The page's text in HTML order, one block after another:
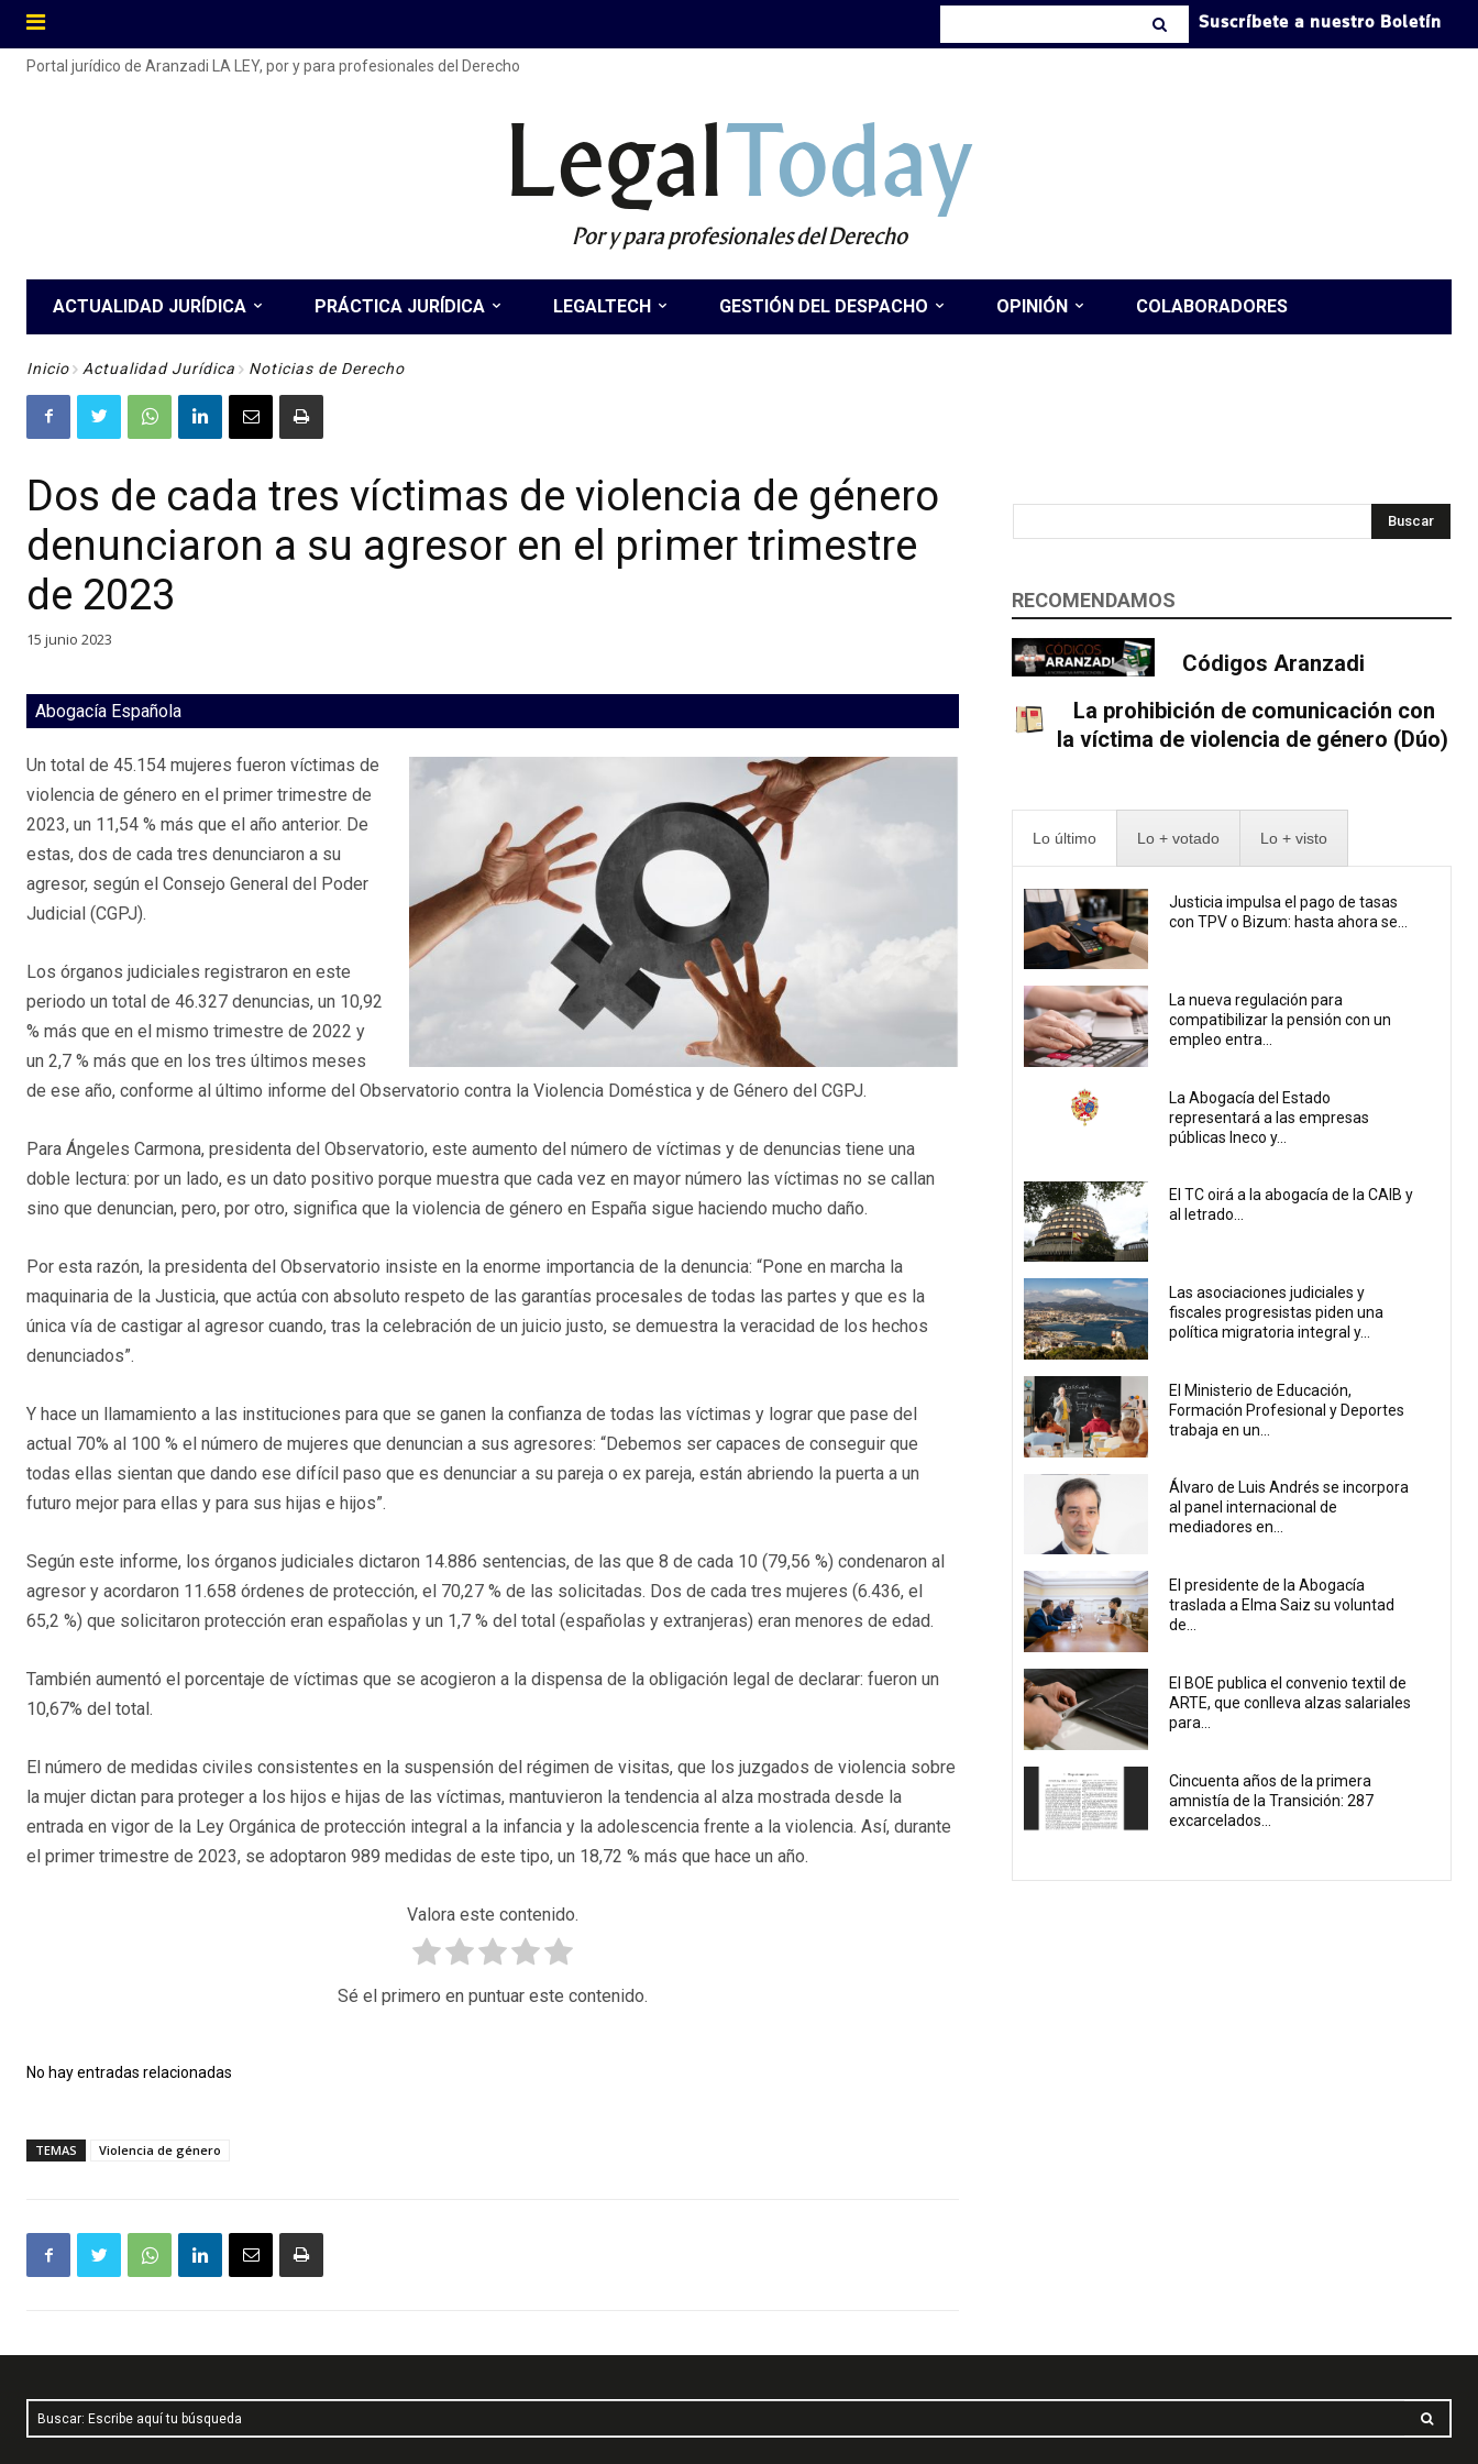
Suscríbete a nuestro Boletín
Portal jurídico de Aranzadi LA LEY, por y para profesionales del Derecho
LegalToday
Por y para profesionales del Derecho
ACTUALIDAD JURÍDICA PRÁCTICA JURÍDICA LEGALTECH GESTIÓN DEL DESPACHO OPINIÓN COLABORADORES
Inicio Actualidad Jurídica Noticias de Derecho
Dos de cada tres víctimas de violencia de género
denunciaron a su agresor en el primer trimestre
de 2023
15 junio 2023
Abogacía Española
Un total de 45.154 mujeres fueron víctimas de
violencia de género en el primer trimestre de
2023, un 11,54 % más que el año anterior. De
estas, dos de cada tres denunciaron a su
agresor, según el Consejo General del Poder
Judicial (CGPJ).
Los órganos judiciales registraron en este
periodo un total de 46.327 denuncias, un 10,92
% más que en el mismo trimestre de 2022 y
un 2,7 % más que en los tres últimos meses
de ese año, conforme al último informe del Observatorio contra la Violencia Doméstica y de Género del CGPJ.
Para Ángeles Carmona, presidenta del Observatorio, este aumento del número de víctimas y de denuncias tiene una
doble lectura: por un lado, es un dato positivo porque muestra que cada vez en mayor número las víctimas no se callan
sino que denuncian, pero, por otro, significa que la violencia de género en España sigue haciendo mucho daño.
Por esta razón, la presidenta del Observatorio insiste en la enorme importancia de la denuncia: “Pone en marcha la
maquinaria de la Justicia, que actúa con absoluto respeto de las garantías procesales de todas las partes y que es la
única vía de castigar al agresor cuando, tras la celebración de un juicio justo, se demuestra la veracidad de los hechos
denunciados”.
Y hace un llamamiento a las instituciones para que se ganen la confianza de todas las víctimas y lograr que pase del
actual 70% al 100 % el número de mujeres que denuncian a sus agresores: “Debemos ser capaces de conseguir que
todas ellas sientan que dando ese difícil paso que es denunciar a su pareja o ex pareja, están abriendo la puerta a un
futuro mejor para ellas y para sus hijas e hijos”.
Según este informe, los órganos judiciales dictaron 14.886 sentencias, de las que 8 de cada 10 (79,56 %) condenaron al
agresor y acordaron 11.658 órdenes de protección, el 70,27 % de las solicitadas. Dos de cada tres mujeres (6.436, el
65,2 %) que solicitaron protección eran españolas y un 1,7 % del total (españolas y extranjeras) eran menores de edad.
También aumentó el porcentaje de víctimas que se acogieron a la dispensa de la obligación legal de declarar: fueron un
10,67% del total.
El número de medidas civiles consistentes en la suspensión del régimen de visitas, que los juzgados de violencia sobre
la mujer dictan para proteger a los hijos e hijas de las víctimas, mantuvieron la tendencia al alza mostrada desde la
entrada en vigor de la Ley Orgánica de protección integral a la infancia y la adolescencia frente a la violencia. Así, durante
el primer trimestre de 2023, se adoptaron 989 medidas de este tipo, un 18,72 % más que hace un año.
Valora este contenido.
Sé el primero en puntuar este contenido.
No hay entradas relacionadas
TEMAS Violencia de género
Buscar
RECOMENDAMOS
Códigos Aranzadi
La prohibición de comunicación con
la víctima de violencia de género (Dúo)
Lo último Lo + votado Lo + visto
Justicia impulsa el pago de tasas
con TPV o Bizum: hasta ahora se...
La nueva regulación para
compatibilizar la pensión con un
empleo entra...
La Abogacía del Estado
representará a las empresas
públicas Ineco y...
El TC oirá a la abogacía de la CAIB y
al letrado...
Las asociaciones judiciales y
fiscales progresistas piden una
política migratoria integral y...
El Ministerio de Educación,
Formación Profesional y Deportes
trabaja en un...
Álvaro de Luis Andrés se incorpora
al panel internacional de
mediadores en...
El presidente de la Abogacía
traslada a Elma Saiz su voluntad
de...
El BOE publica el convenio textil de
ARTE, que conlleva alzas salariales
para...
Cincuenta años de la primera
amnistía de la Transición: 287
excarcelados...
Buscar: Escribe aquí tu búsqueda